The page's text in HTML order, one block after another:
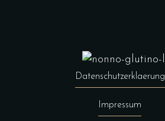
Datenschutzerklaerung
Impressum